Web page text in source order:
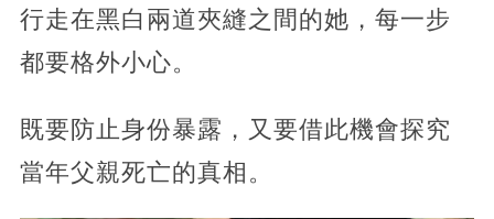
行走在黑白兩道夾縫之間的她，每一步
都要格外小心。
既要防止身份暴露，又要借此機會探究
當年父親死亡的真相。